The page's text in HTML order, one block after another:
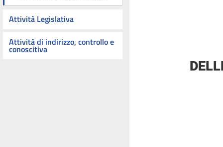
Attività Legislativa
Attività di indirizzo, controllo e
conoscitiva